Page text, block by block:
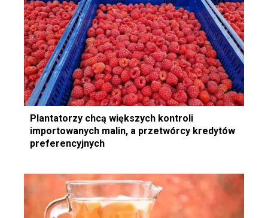
Plantatorzy chcą większych kontroli
importowanych malin, a przetwórcy kredytów
preferencyjnych